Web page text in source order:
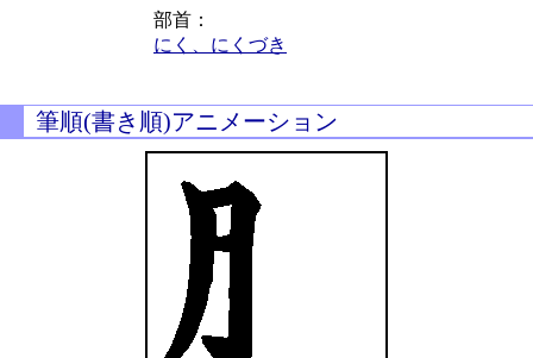
部首：
にく、にくづき
筆順(書き順)アニメーション